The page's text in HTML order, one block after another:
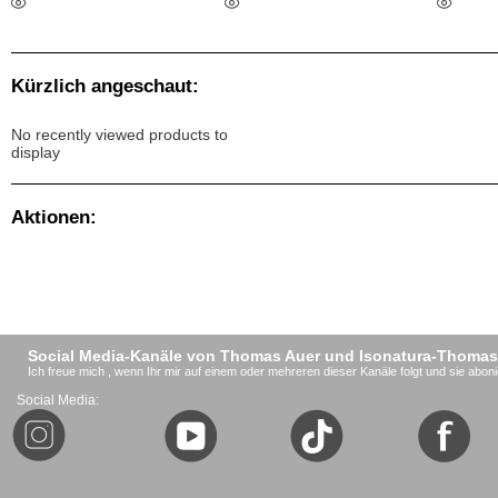
Kürzlich angeschaut:
No recently viewed products to
display
Aktionen:
Social Media-Kanäle von Thomas Auer und Isonatura-
Ich freue mich , wenn Ihr mir auf einem oder mehreren dieser Kanäle folgt und sie
Social Media: